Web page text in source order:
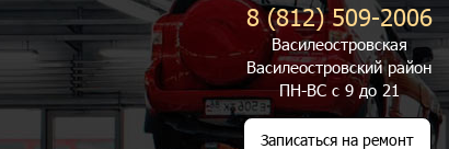
8 (812) 509-2006
Василеостровская
Василеостровский район
ПН-ВС с 9 до 21
Записаться на ремонт